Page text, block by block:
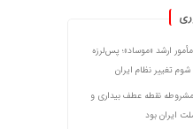
ارشد «موساد»؛ پس‌لرزه
تغییر نظام ایران
نقطه عطف بیداری و
ایران بود